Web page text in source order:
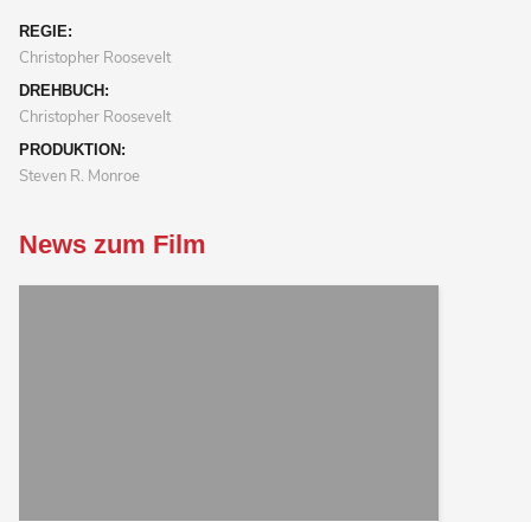
REGIE:
Christopher Roosevelt
DREHBUCH:
Christopher Roosevelt
PRODUKTION:
Steven R. Monroe
News zum Film